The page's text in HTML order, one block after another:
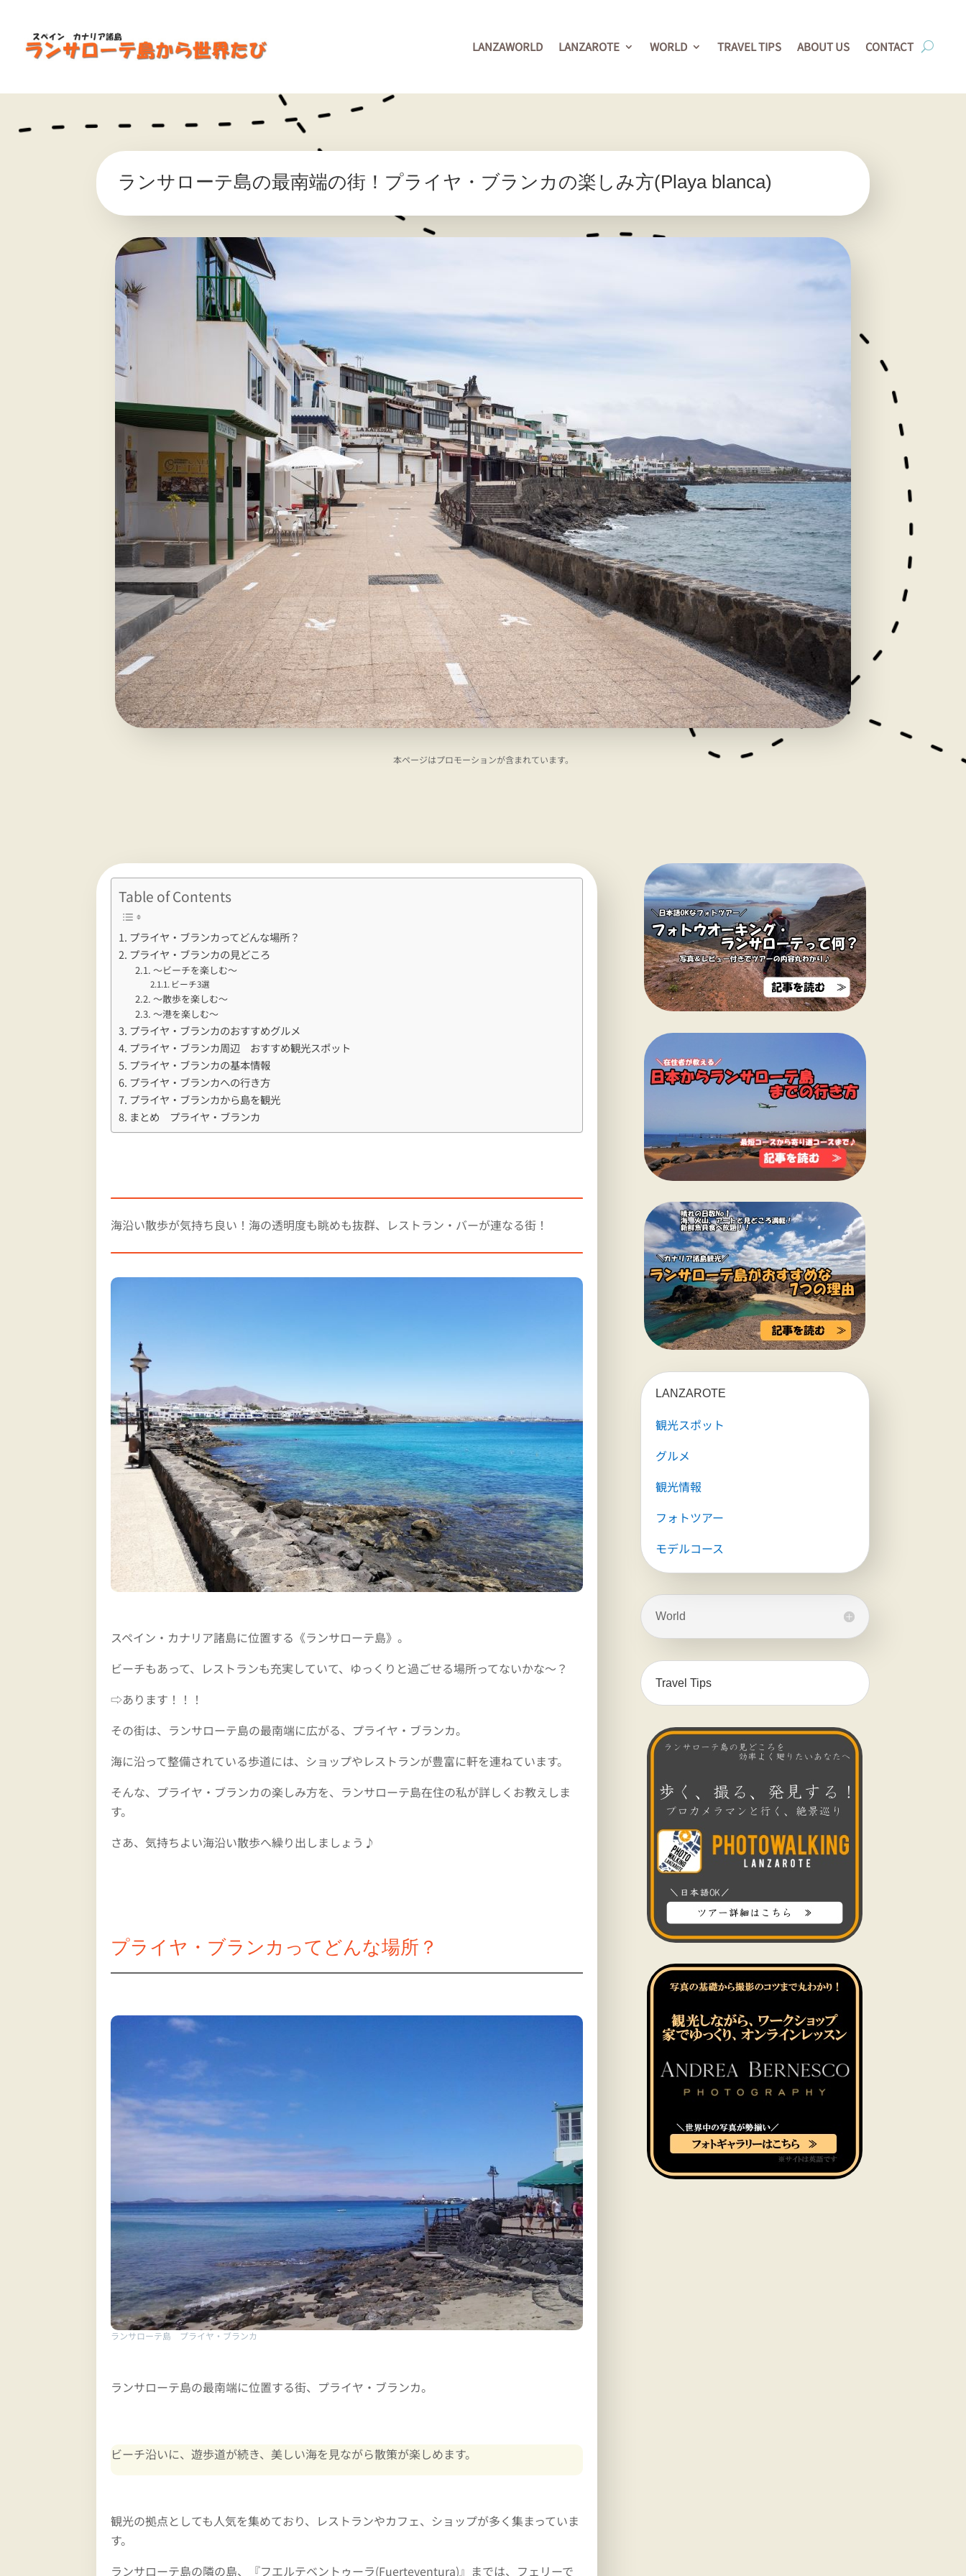
LANZAWORLD LANZAROTE WORLD TRAVEL TIPS ABOUT US CONTACT
ランサローテ島の最南端の街！プライヤ・ブランカの楽しみ方(Playa blanca)
本ページはプロモーションが含まれています。
Table of Contents
プライヤ・ブランカってどんな場所？
プライヤ・ブランカの見どころ
～ビーチを楽しむ～
ビーチ3選
～散歩を楽しむ～
～港を楽しむ～
プライヤ・ブランカのおすすめグルメ
プライヤ・ブランカ周辺 おすすめ観光スポット
プライヤ・ブランカの基本情報
プライヤ・ブランカへの行き方
プライヤ・ブランカから島を観光
まとめ プライヤ・ブランカ
海沿い散歩が気持ち良い！海の透明度も眺めも抜群、レストラン・バーが連なる街！
スペイン・カナリア諸島に位置する《ランサローテ島》。
ビーチもあって、レストランも充実していて、ゆっくりと過ごせる場所ってないかな～？
⇨あります！！！
その街は、ランサローテ島の最南端に広がる、プライヤ・ブランカ。
海に沿って整備されている歩道には、ショップやレストランが豊富に軒を連ねています。
そんな、プライヤ・ブランカの楽しみ方を、ランサローテ島在住の私が詳しくお教えしま
す。
さあ、気持ちよい海沿い散歩へ繰り出しましょう♪
プライヤ・ブランカってどんな場所？
ランサローテ島 プライヤ・ブランカ
ランサローテ島の最南端に位置する街、プライヤ・ブランカ。
ビーチ沿いに、遊歩道が続き、美しい海を見ながら散策が楽しめます。
観光の拠点としても人気を集めており、レストランやカフェ、ショップが多く集まっていま
す。
ランサローテ島の隣の島、『フエルテベントゥーラ(Fuerteventura)』までは、フェリーで
LANZAROTE
観光スポット
グルメ
観光情報
フォトツアー
モデルコース
World
Travel Tips